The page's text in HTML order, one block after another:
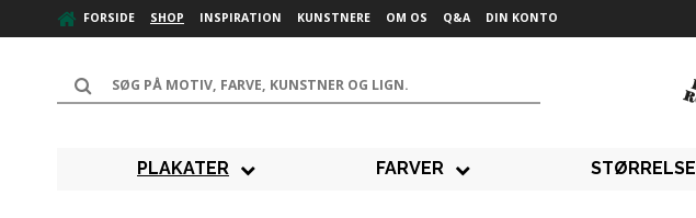
FORSIDE SHOP INSPIRATION KUNSTNERE OM OS Q&A DIN KONTO
PLAKATER FARVER STØRRELSE